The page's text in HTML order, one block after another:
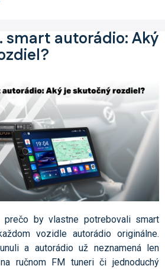
smart autorádio: Aký
by vlastne potrebovali smart
vozidle autorádio originálne.
a autorádio už neznamená len
ručnom FM tuneri či jednoduchý